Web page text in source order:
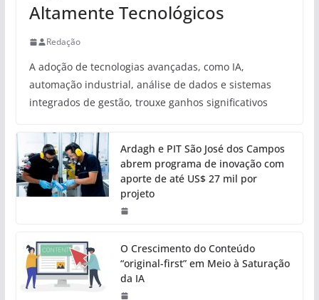
Altamente Tecnológicos
Redação
A adoção de tecnologias avançadas, como IA,
automação industrial, análise de dados e sistemas
integrados de gestão, trouxe ganhos significativos
Ardagh e PIT São José dos Campos
abrem programa de inovação com
aporte de até US$ 27 mil por
projeto
O Crescimento do Conteúdo
“original-first” em Meio à Saturação
da IA